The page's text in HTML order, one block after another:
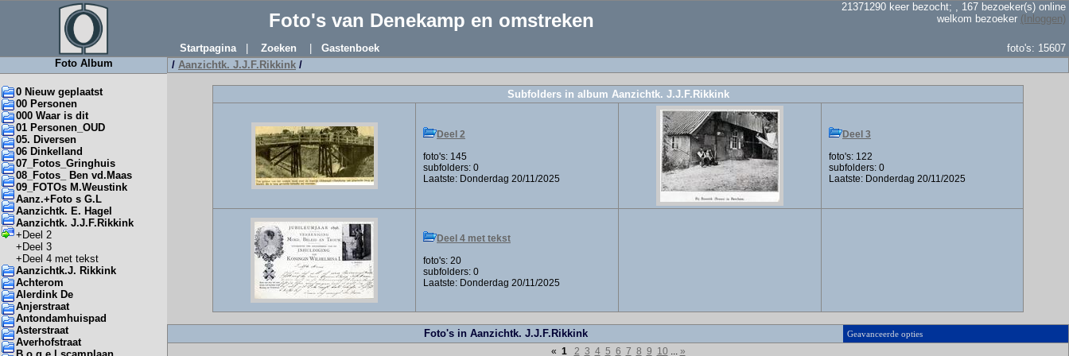
Foto's van Denekamp en omstreken
21371290 keer bezocht; , 167 bezoeker(s) online
welkom bezoeker (Inloggen)
Startpagina| Zoeken Gastenboek
foto's: 15607
Foto Album
0 Nieuw geplaatst
00 Personen
000 Waar is dit
01 Personen_OUD
05. Diversen
06 Dinkelland
07_Fotos_Gringhuis
08_Fotos_ Ben vd.Maas
09_FOTOs M.Weustink
Aanz.+Foto s G.L
Aanzichtk. E. Hagel
Aanzichtk. J.J.F.Rikkink
+ Deel 2
+ Deel 3
+ Deel 4 met tekst
Aanzichtk.J. Rikkink
Achterom
Alerdink De
Anjerstraat
Antondamhuispad
Asterstraat
Averhofstraat
/ Aanzichtk. J.J.F.Rikkink /
Subfolders in album Aanzichtk. J.J.F.Rikkink
Deel 2
foto's: 145
subfolders: 0
Laatste: Donderdag 20/11/2025
Deel 3
foto's: 122
subfolders: 0
Laatste: Donderdag 20/11/2025
Deel 4 met tekst
foto's: 20
subfolders: 0
Laatste: Donderdag 20/11/2025
Foto's in Aanzichtk. J.J.F.Rikkink Geavanceerde opties
« 1 2 3 4 5 6 7 8 9 10 ... »